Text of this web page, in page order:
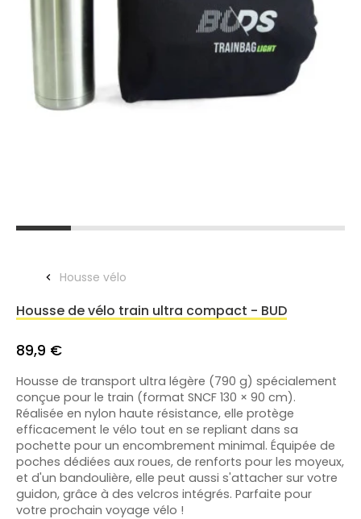
Housse vélo
Housse de vélo train ultra compact - BUD
89,9 €
Housse de transport ultra légère (790 g) spécialement
conçue pour le train (format SNCF 130 × 90 cm).
Réalisée en nylon haute résistance, elle protège
efficacement le vélo tout en se repliant dans sa
pochette pour un encombrement minimal. Équipée de
poches dédiées aux roues, de renforts pour les moyeux,
et d'un bandoulière, elle peut aussi s'attacher sur votre
guidon, grâce à des velcros intégrés. Parfaite pour
votre prochain voyage vélo !